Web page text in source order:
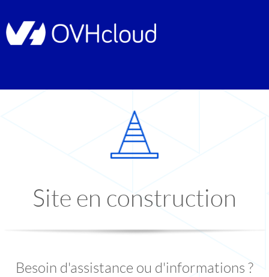
Site en construction
Besoin d'assistance ou d'informations ?